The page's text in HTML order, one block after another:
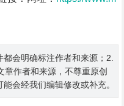
会明确标注作者和来源；2.
作者和来源，不尊重原创
会经我们编辑修改或补充。